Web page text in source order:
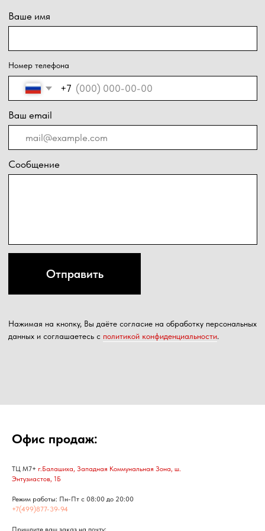
Офис продаж:
ТЦ М7+ г.Балашиха, Западная Коммунальная Зона, ш.
Энтузиастов, 1Б
Режим работы: Пн-Пт с 08:00 до 20:00
+7(499)877-39-94